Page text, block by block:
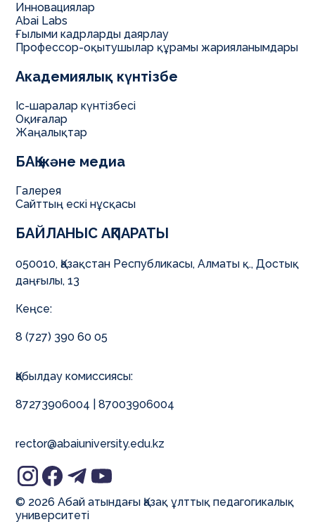
БАЙЛАНЫС АҚПАРАТЫ
050010, Қазақстан Республикасы, Алматы қ., Достық
даңғылы, 13
Кеңсе:
8 (727) 390 60 05
Қабылдау комиссиясы:
87273906004 | 87003906004
rector@abaiuniversity.edu.kz
© 2026 Абай атындағы Қазақ ұлттық педагогикалық
университеті
Инновациялар
Abai Labs
Ғылыми кадрларды даярлау
Профессор-оқытушылар құрамы жарияланымдары
Академиялық күнтізбе
Іс-шаралар күнтізбесі
Оқиғалар
Жаңалықтар
БАҚ және медиа
Галерея
Сайттың ескі нұсқасы